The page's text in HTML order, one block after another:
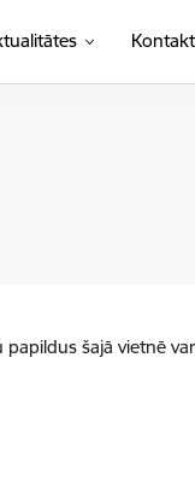
šajā vietnē